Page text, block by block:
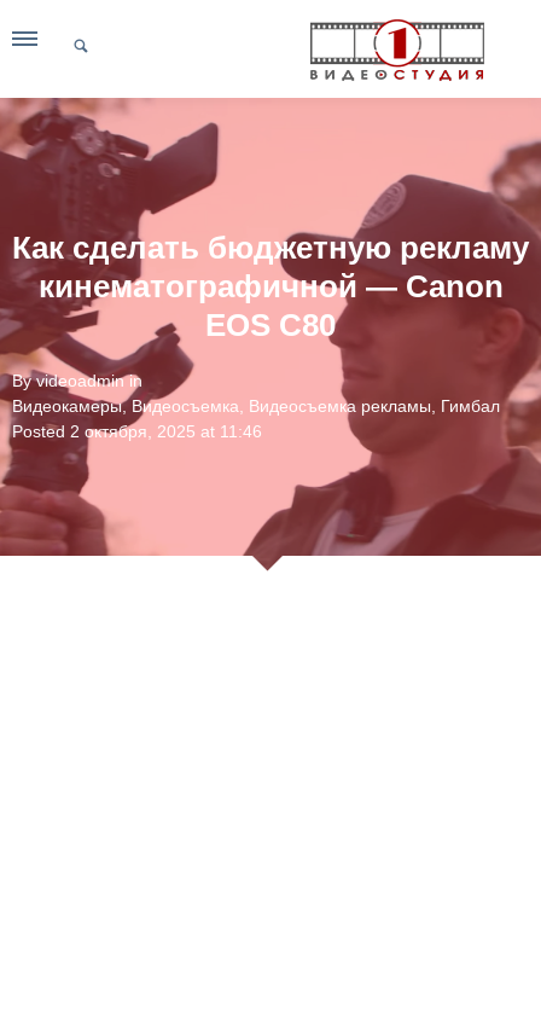
Как сделать бюджетную рекламу
кинематографичной — Canon
EOS C80
By videoadmin in
Видеокамеры,Видеосъемка Видеосъемка рекламы
Гимбал
Posted 2 октября, 2025 at 11:46